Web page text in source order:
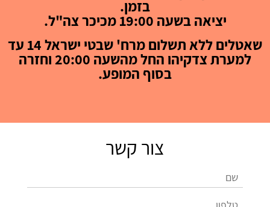
בזמן.
יציאה בשעה 19:00 מכיכר צה"ל.
שאטלים ללא תשלום מרח' שבטי ישראל 14 עד
למערת צדקיהו החל מהשעה 20:00 וחזרה
בסוף המופע.
צור קשר